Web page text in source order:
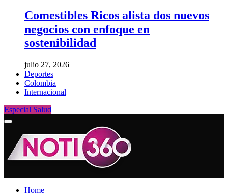
Comestibles Ricos alista dos nuevos
negocios con enfoque en
sostenibilidad
julio 27, 2026
Deportes
Colombia
Internacional
Especial Salud
Home